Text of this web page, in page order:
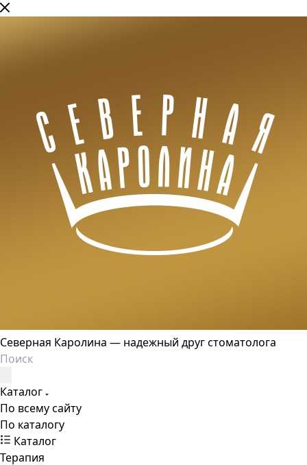
Северная Каролина — надежный друг стоматолога
Каталог
По всему сайту
По каталогу
Каталог
Терапия